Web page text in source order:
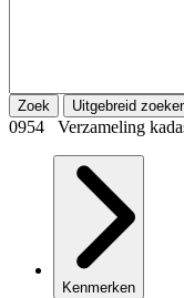
Zoek Uitgebreid
0954 Verzameling
Kenmerken